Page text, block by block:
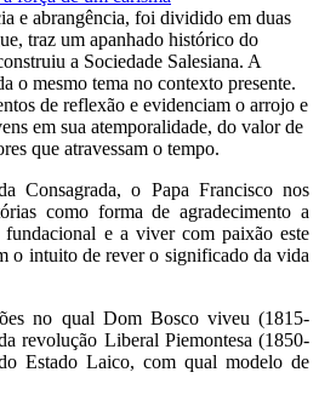
e abrangência, foi dividido em duas
traz um apanhado histórico do
a Sociedade Salesiana. A
o mesmo tema no contexto presente.
de reflexão e evidenciam o arrojo e
em sua atemporalidade, do valor de
que atravessam o tempo.
Consagrada, o Papa Francisco nos
como forma de agradecimento a
e a viver com paixão este
o intuito de rever o significado da vida
no qual Dom Bosco viveu (1815-
revolução Liberal Piemontesa (1850-
Estado Laico, com qual modelo de